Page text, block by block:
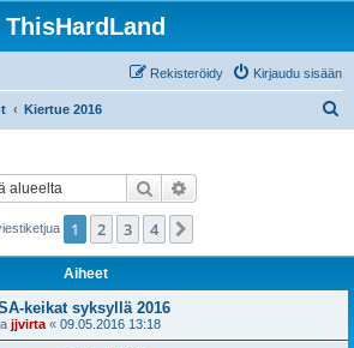
ThisHardLand
Kirjaudu sisään
Rekisteröidy
Kiertue 2016
Etsi
1 2 3 4
Aiheet
keikat syksyllä 2016
jjvirta « 09.05.2016 13:18